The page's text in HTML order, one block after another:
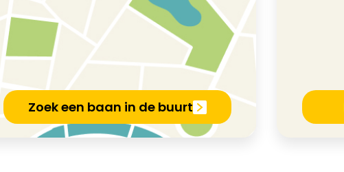
Zoek een baan in de buurt